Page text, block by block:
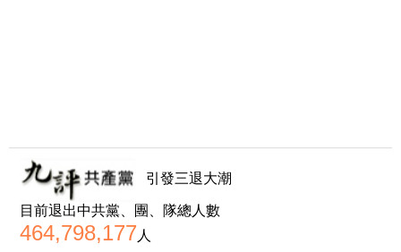
引發三退大潮
目前退出中共黨、團、隊總人數
464,798,177人